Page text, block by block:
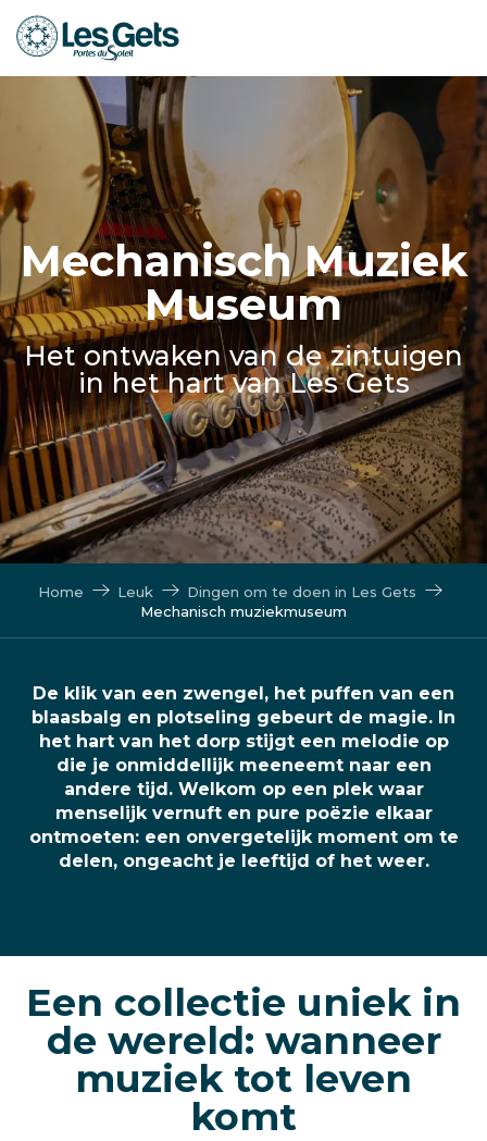
Aller
au
Mechanisch Muziek
Museum
Het ontwaken van de zintuigen
in het hart van Les Gets
Home Leuk
Dingen om te doen in Les Gets
Mechanisch muziekmuseum
De klik van een zwengel, het puffen van een
blaasbalg en plotseling gebeurt de magie. In
het hart van het dorp stijgt een melodie op
die je onmiddellijk meeneemt naar een
andere tijd. Welkom op een plek waar
menselijk vernuft en pure poëzie elkaar
ontmoeten: een onvergetelijk moment om te
delen, ongeacht je leeftijd of het weer.
Een collectie uniek in
de wereld: wanneer
muziek tot leven
komt